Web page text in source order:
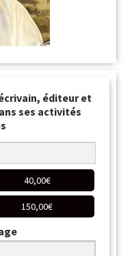
éditeur et
ses activités
40,00€
150,00€